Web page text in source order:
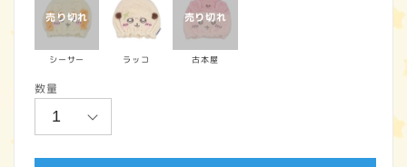
シーサー ラッコ 古本屋
数量